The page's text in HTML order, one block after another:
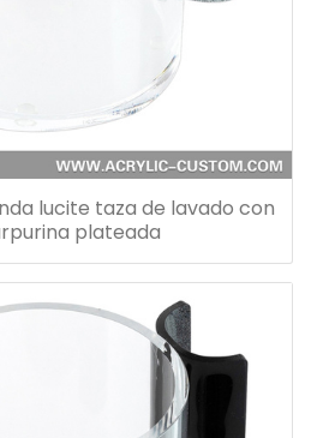
lucite taza de lavado con
plateada